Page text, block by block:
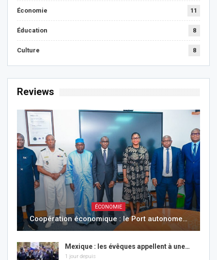
Économie 11
Éducation 8
Culture 8
Reviews
ÉCONOMIE
Coopération économique : le Port autonome…
Mexique : les évêques appellent à une…
1 jour depuis